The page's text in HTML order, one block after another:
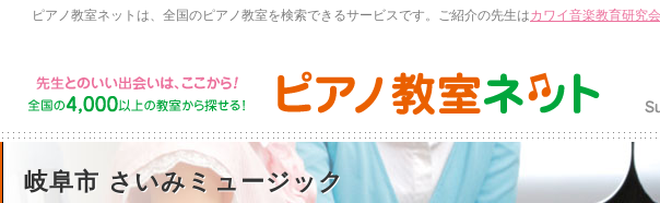
ピアノ教室ネットは、全国のピアノ教室を検索できるサービスです。ご紹介の先生はカワイ音楽教育研究会
岐阜市 さいみミュージック